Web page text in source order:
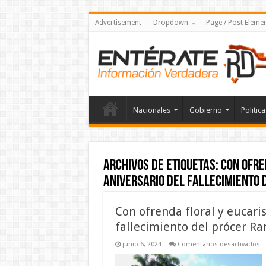
Advertisement Dropdown Page / Post
Nacionales Gobierno Politica
Archivos de etiquetas:Con
aniversario del fallecimiento
Con ofrenda floral y
fallecimiento del prócer
junio 6, 2024 Comentarios desactivadosen